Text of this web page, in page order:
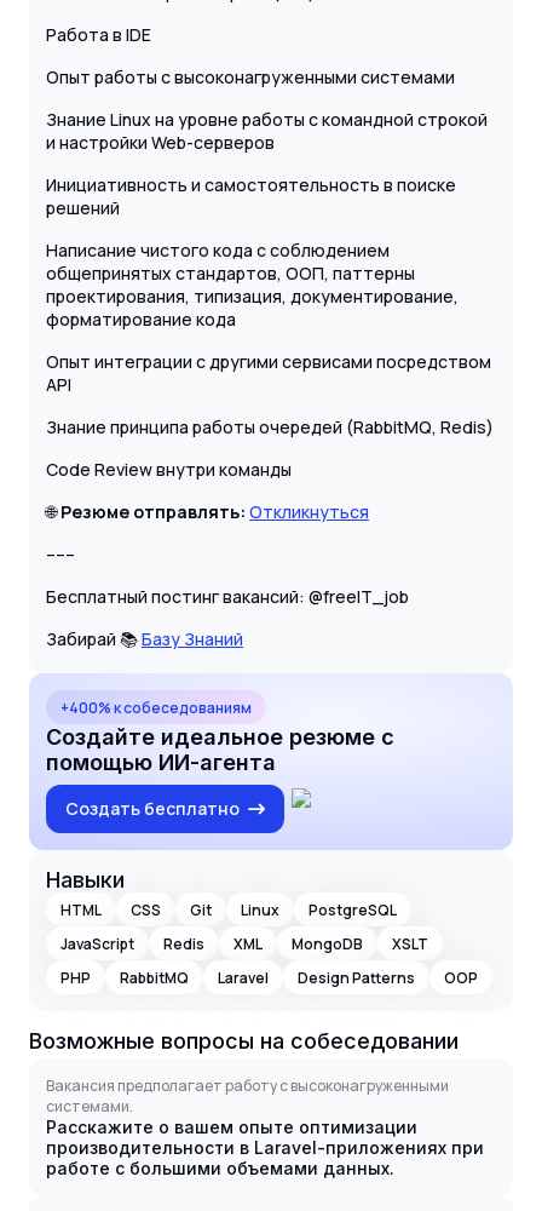
Работа в IDE
Опыт работы с высоконагруженными системами
Знание Linux на уровне работы с командной строкой
и настройки Web-серверов
Инициативность и самостоятельность в поиске
решений
Написание чистого кода с соблюдением
общепринятых стандартов, ООП, паттерны
проектирования, типизация, документирование,
форматирование кода
Опыт интеграции с другими сервисами посредством
API
Знание принципа работы очередей (RabbitMQ, Redis)
Code Review внутри команды
🌐Резюме отправлять: Откликнуться
–––
Бесплатный постинг вакансий: @freeIT_job
Забирай 📚Базу Знаний
+400% к собеседованиям
Создайте идеальное резюме с
помощью ИИ-агента
Создать бесплатно
Навыки
HTML CSS Git Linux
PostgreSQL
JavaScript
Redis XML MongoDB
XSLT
PHP
RabbitMQ Laravel Design Patterns OOP
Возможные вопросы на собеседовании
Вакансия предполагает работу с высоконагруженными
системами.
Расскажите о вашем опыте оптимизации
производительности в Laravel-приложениях при
работе с большими объемами данных.